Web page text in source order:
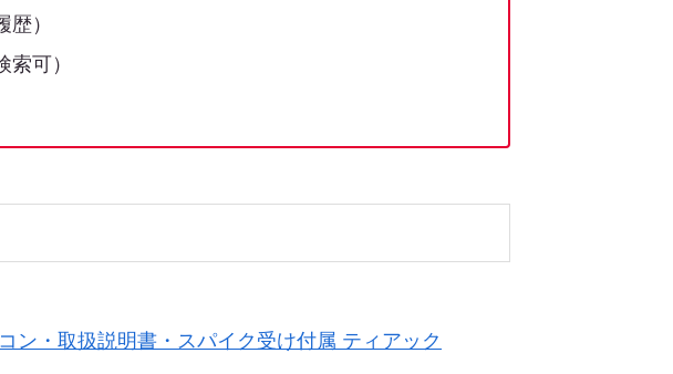
）
可）
ン・取扱説明書・スパイク受け付属 ティアック